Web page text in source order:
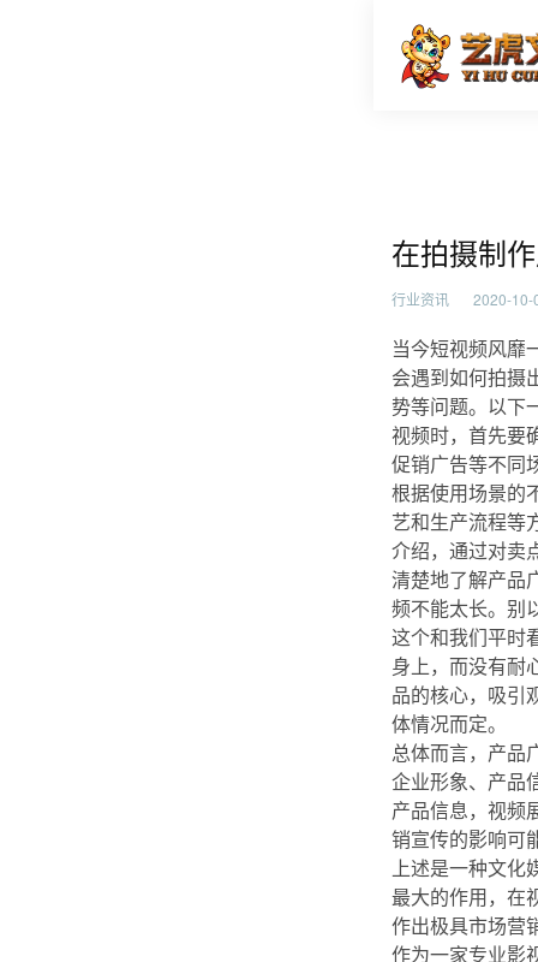
在拍摄
在拍摄制
行业资讯 2020-10-
当今短视频风靡
会遇到如何拍摄
势等问题。以下
视频时，首先要
促销广告等不同
根据使用场景的
艺和生产流程等
介绍，通过对卖
清楚地了解产品
频不能太长。别
这个和我们平时
身上，而没有耐
品的核心，吸引
体情况而定。
总体而言，产品
企业形象、产品
产品信息，视频
销宣传的影响可
上述是一种文化
最大的作用，在
作出极具市场营
作为一家专业影